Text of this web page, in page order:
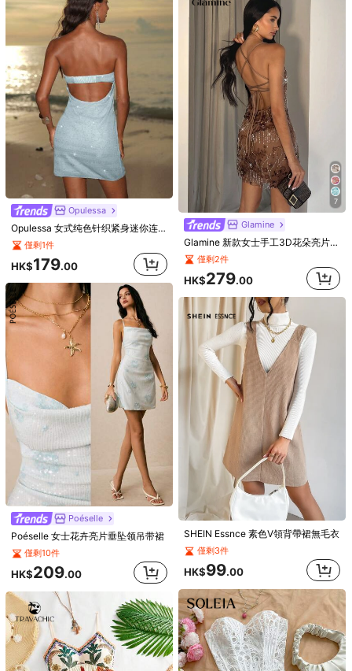
Material:
網布
Composition:
94% 聚希胺, 6% 彈力纖維
Andrea Bello
4.88 83K 追蹤者
83K 追蹤者
4.88
83K 追蹤者
5***4
followed2 hours ago
4.88 83K 追蹤者
83K 追蹤者
4.88 83K 追蹤者
4.88 83K 追蹤者
4.88 83K 追蹤者
4.88 83K 追蹤者
83K 追蹤者
最近售出 99K+ 30K+ 再次購買 Follower surge 19%
This store is selected as a
關注 所有商品
HK$99 .00 149.00 .00 HK$99.00
推薦 內衣&睡衣 服飾裝飾品 箱包 珠寶 & 手錶
Chiquease 女士碎花系带吊带迷你连衣裙
4
Pariaura
Opulessa
Opulessa 女式纯色针织紧身迷你连衣裙
僅剩1件
HK$179.00
Poéselle
Poéselle 女士花卉亮片垂坠领吊带裙
僅剩10件
HK$209.00
7
Glamine
Glamine 新款女士手工3D花朵亮片拼接性感露背系带迷你修身吊带连衣裙，粉色刺绣亮片连衣裙，优雅女士连衣裙，约会之夜连衣裙，派对装扮，性感派对连衣裙，鸡尾酒会短裙，街头风，女士海滩度假装扮，万圣节，返校节，开学季
僅剩2件
HK$279.00
SHEIN Essnce 素色V領背帶裙無毛衣
僅剩3件
HK$99.00